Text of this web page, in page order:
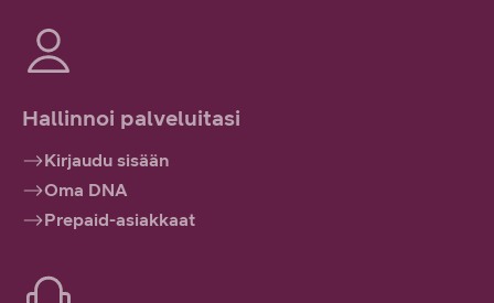
Hallinnoi palveluitasi
Kirjaudu sisään
Oma DNA
Prepaid-asiakkaat